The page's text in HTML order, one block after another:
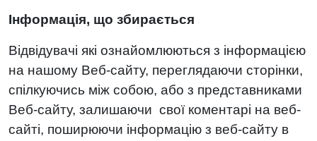
Інформація, що збирається
Відвідувачі які ознайомлюються з інформацією
на нашому Веб-сайту, переглядаючи сторінки,
спілкуючись між собою, або з представниками
Веб-сайту, залишаючи свої коментарі на веб-
сайті, поширюючи інформацію з веб-сайту в